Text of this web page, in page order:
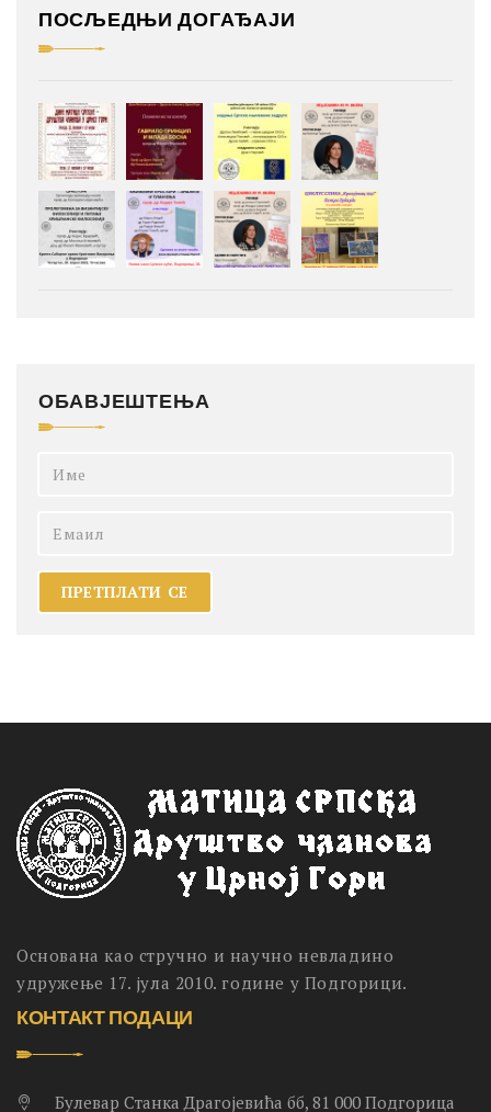
ПОСЉЕДЊИ ДОГАЂАЈИ
ОБАВЈЕШТЕЊА
Основана као стручно и научно невладино
удружење 17. јула 2010. године у Подгорици.
КОНТАКТ ПОДАЦИ
Булевар Станка Драгојевића бб, 81 000 Подгорица